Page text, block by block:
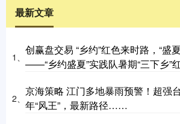
最新文章
1、
创赢盘交易 “乡约”红色来时路，“盛
——“乡约盛夏”实践队暑期“三下乡”
2、
京海策略 江门多地暴雨预警！超强
年“风王”，最新路径……